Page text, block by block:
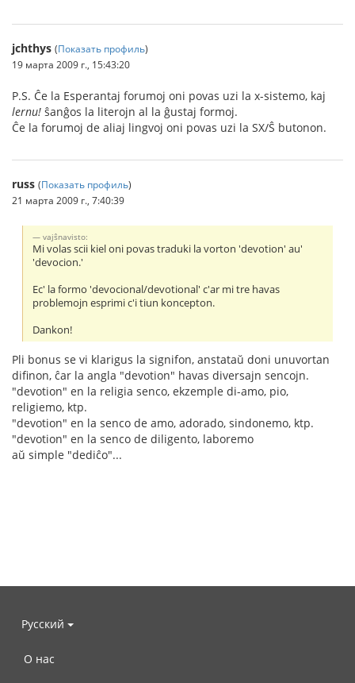
jchthys (Показать профиль)
19 марта 2009 г., 15:43:20
P.S. Ĉe la Esperantaj forumoj oni povas uzi la x-sistemo, kaj
lernu! ŝanĝos la literojn al la ĝustaj formoj.
Ĉe la forumoj de aliaj lingvoj oni povas uzi la SX/Ŝ butonon.
russ (Показать профиль)
21 марта 2009 г., 7:40:39
vajŝnavisto:
Mi volas scii kiel oni povas traduki la vorton 'devotion' au'
'devocion.'
Ec' la formo 'devocional/devotional' c'ar mi tre havas
problemojn esprimi c'i tiun koncepton.
Dankon!
Pli bonus se vi klarigus la signifon, anstataŭ doni unuvortan
difinon, ĉar la angla "devotion" havas diversajn sencojn.
"devotion" en la religia senco, ekzemple di-amo, pio,
religiemo, ktp.
"devotion" en la senco de amo, adorado, sindonemo, ktp.
"devotion" en la senco de diligento, laboremo
aŭ simple "dediĉo"...
Русский
О нас